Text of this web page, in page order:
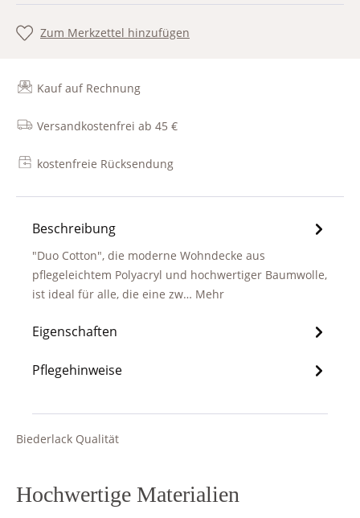
Zum Merkzettel hinzufügen
Kauf auf Rechnung
Versandkostenfrei ab 45 €
kostenfreie Rücksendung
Beschreibung
"Duo Cotton", die moderne Wohndecke aus
pflegeleichtem Polyacryl und hochwertiger Baumwolle,
ist ideal für alle, die eine zw… Mehr
Eigenschaften
Pflegehinweise
Biederlack Qualität
Hochwertige Materialien